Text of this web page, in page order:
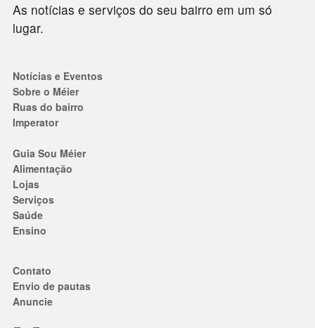
As notícias e serviços do seu bairro em um só
lugar.
Notícias e Eventos
Sobre o Méier
Ruas do bairro
Imperator
Guia Sou Méier
Alimentação
Lojas
Serviços
Saúde
Ensino
Contato
Envio de pautas
Anuncie